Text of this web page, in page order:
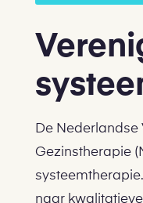
De Nederlandse
Gezinstherapie
naar